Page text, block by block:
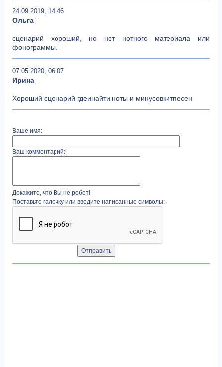
24.09.2019, 14:46
Ольга
сценарий хороший, но нет нотного материала или
фонограммы.
07.05.2020, 06:07
Ирина
Хороший сценарий гдеинайти ноты и минусовкитпесен
Ваше имя:
Ваш комментарий:
Докажите, что Вы не робот!
Поставьте галочку или введите написанные символы: